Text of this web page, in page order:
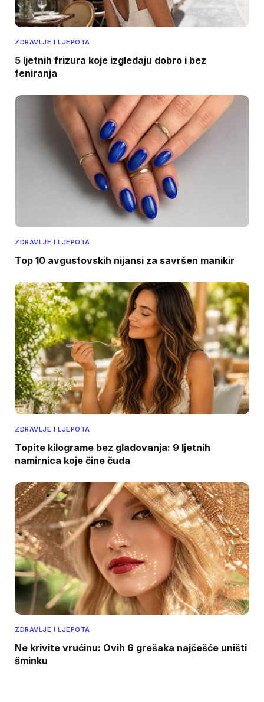
ZDRAVLJE I LJEPOTA
5 ljetnih frizura koje izgledaju dobro i bez
feniranja
ZDRAVLJE I LJEPOTA
Top 10 avgustovskih nijansi za savršen manikir
ZDRAVLJE I LJEPOTA
Topite kilograme bez gladovanja: 9 ljetnih
namirnica koje čine čuda
ZDRAVLJE I LJEPOTA
Ne krivite vrućinu: Ovih 6 grešaka najčešće uništi
šminku